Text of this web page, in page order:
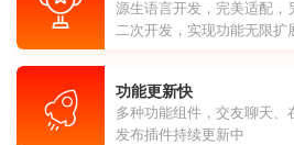
源生语言开发，完美适配，
二次开发，实现功能无限扩
功能更新快
多种功能组件，交友聊天、
发布插件持续更新中